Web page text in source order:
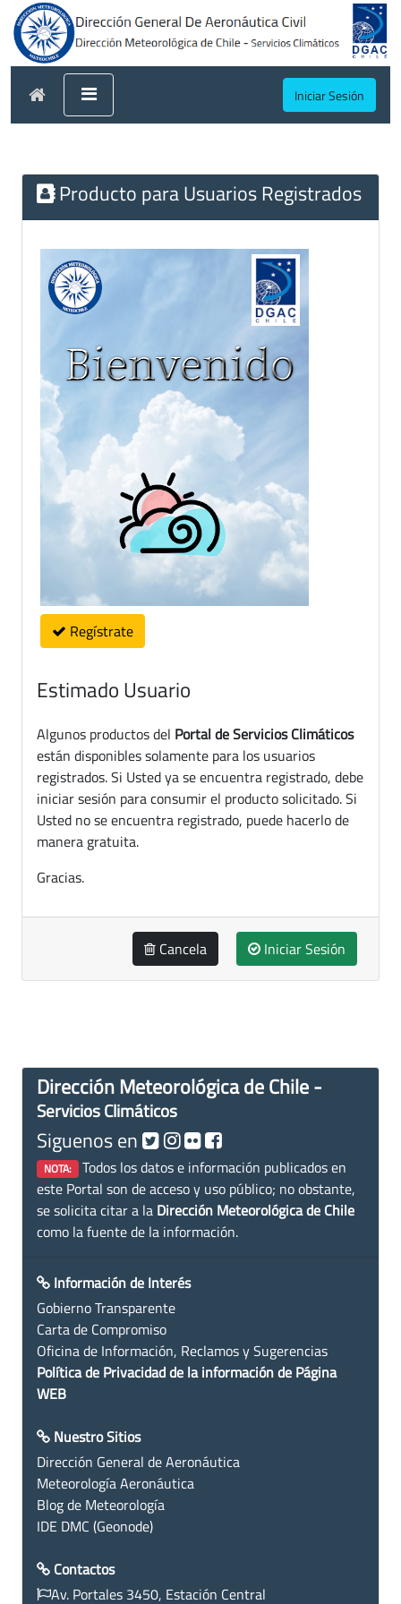
Iniciar Sesión
Producto para Usuarios Registrados
Regístrate
Estimado Usuario
Algunos productos del Portal de Servicios Climáticos
están disponibles solamente para los usuarios
registrados. Si Usted ya se encuentra registrado, debe
iniciar sesión para consumir el producto solicitado. Si
Usted no se encuentra registrado, puede hacerlo de
manera gratuita.
Gracias.
Cancela Iniciar Sesión
Dirección Meteorológica de Chile -
Servicios Climáticos
Siguenos en
NOTA: Todos los datos e información publicados en
este Portal son de acceso y uso público; no obstante,
se solicita citar a la Dirección Meteorológica de Chile
como la fuente de la información.
Información de Interés
Gobierno Transparente
Carta de Compromiso
Oficina de Información, Reclamos y Sugerencias
Política de Privacidad de la información de Página
WEB
Nuestro Sitios
Dirección General de Aeronáutica
Meteorología Aeronáutica
Blog de Meteorología
IDE DMC (Geonode)
Contactos
Av. Portales 3450, Estación Central